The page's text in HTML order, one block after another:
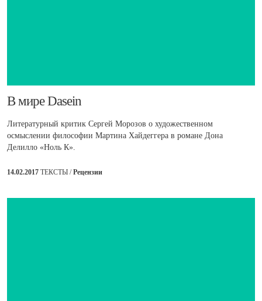
​В мире Dasein
Литературный критик Сергей Морозов о художественном
осмыслении философии Мартина Хайдеггера в романе Дона
Делилло «Ноль К».
14.02.2017 ТЕКСТЫ /Рецензии